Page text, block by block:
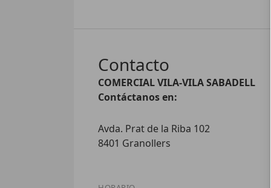
Contacto
COMERCIAL VILA-VILA SABADELL
Contáctanos en:
Avda. Prat de la Riba 102
8401 Granollers